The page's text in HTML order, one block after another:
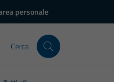
personale
Cerca